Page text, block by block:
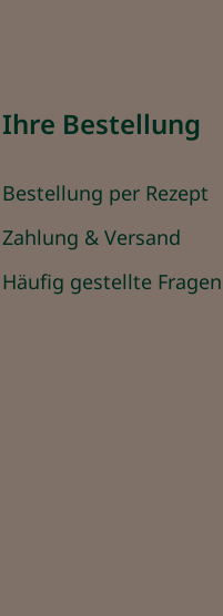
Ihre Bestellung
Bestellung per Rezept
Zahlung & Versand
Häufig gestellte Fragen